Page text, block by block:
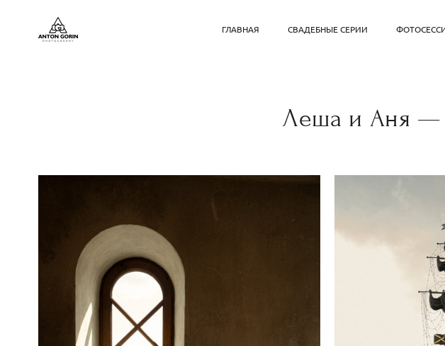
ГЛАВНАЯ СВАДЕБНЫЕ СЕРИИ
Леша и Аня —